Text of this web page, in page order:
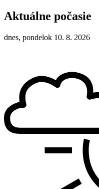
Aktuálne počasie
dnes, pondelok 10. 8. 2026